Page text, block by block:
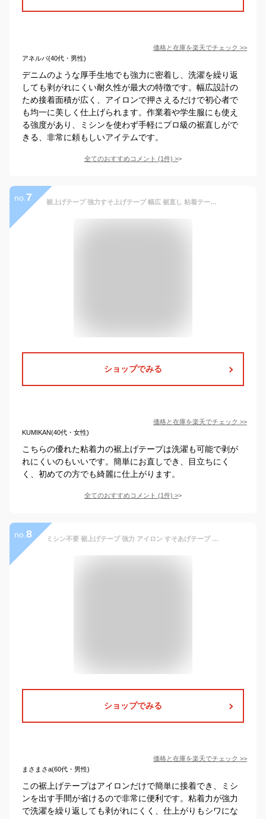
価格と在庫を楽天でチェック >>
アネルバ(40代・男性)
デニムのような厚手生地でも強力に密着し、洗濯を繰り返
しても剥がれにくい耐久性が最大の特徴です。幅広設計の
ため接着面積が広く、アイロンで押さえるだけで初心者で
も均一に美しく仕上げられます。作業着や学生服にも使え
る強度があり、ミシンを使わず手軽にプロ級の裾直しがで
きる、非常に頼もしいアイテムです。
全てのおすすめコメント (1件) >
no. 7 裾上げテープ 強力すそ上げテープ 幅広 裾直し 粘着テープ 剥がれにくい アイロン 布 接着剤 簡単 接着 洗濯可能 学生服 作業着 ボトム ズボン デニム スーツ すそあげテープ 強力 裾上げ 裾直しテープ すそあげ ズボンすそあげテープ 裾あげテープ 超強力テープ
ショップでみる
価格と在庫を楽天でチェック >>
KUMIKAN(40代・女性)
こちらの優れた粘着力の裾上げテープは洗濯も可能で剥が
れにくいのもいいです。簡単にお直しでき、目立ちにく
く、初めての方でも綺麗に仕上がります。
全てのおすすめコメント (1件) >
no. 8 ミシン不要 裾上げテープ 強力 アイロン すそあげテープ 1本 幅23mm/長さ1.2m レギュラー スカート用 洋服用 カーテン用 シワになりにくい ホワイト/グレー/ネイビー/ブラック/ベージュ/ブラウン/ダークブラウン/カーキ
ショップでみる
価格と在庫を楽天でチェック >>
まさまさa(60代・男性)
この裾上げテープはアイロンだけで簡単に接着でき、ミシ
ンを出す手間が省けるので非常に便利です。粘着力が強力
で洗濯を繰り返しても剥がれにくく、仕上がりもシワにな